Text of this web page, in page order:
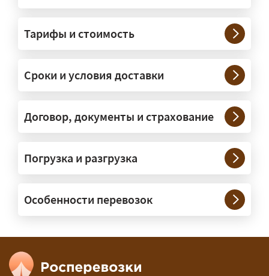
— Штатно — от 100 кг до 20 тонн.
Мелкие партии едут догрузом,
крупные — отдельной машиной.
Тяжеловесы 30–90 т организуем
через проверенных партнёров.
России?
межгородних перевозках по всей
России (от 100 км). Груз едет от
адреса до адреса на одной машине,
Калининград и Крым берём грузы от
Тарифы и стоимость
Сроки и условия доставки
Договор, документы и страхование
Погрузка и разгрузка
Особенности перевозок